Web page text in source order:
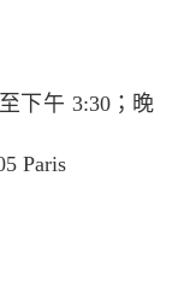
下午 3:30；晚
Paris